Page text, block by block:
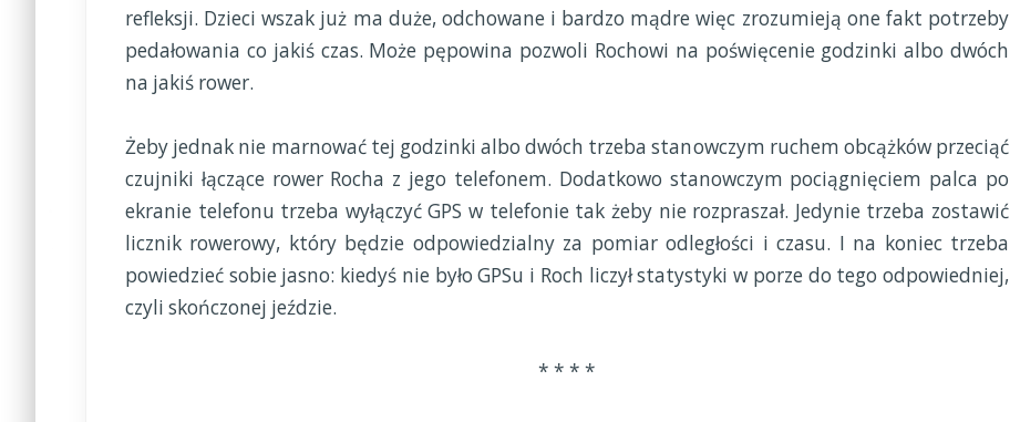
refleksji. Dzieci wszak już ma duże, odchowane i bardzo mądre więc zrozumieją one fakt potrzeby
pedałowania co jakiś czas. Może pępowina pozwoli Rochowi na poświęcenie godzinki albo dwóch
na jakiś rower.
Żeby jednak nie marnować tej godzinki albo dwóch trzeba stanowczym ruchem obcążków przeciąć
czujniki łączące rower Rocha z jego telefonem. Dodatkowo stanowczym pociągnięciem palca po
ekranie telefonu trzeba wyłączyć GPS w telefonie tak żeby nie rozpraszał. Jedynie trzeba zostawić
licznik rowerowy, który będzie odpowiedzialny za pomiar odległości i czasu. I na koniec trzeba
powiedzieć sobie jasno: kiedyś nie było GPSu i Roch liczył statystyki w porze do tego odpowiedniej,
czyli skończonej jeździe.
* * * *